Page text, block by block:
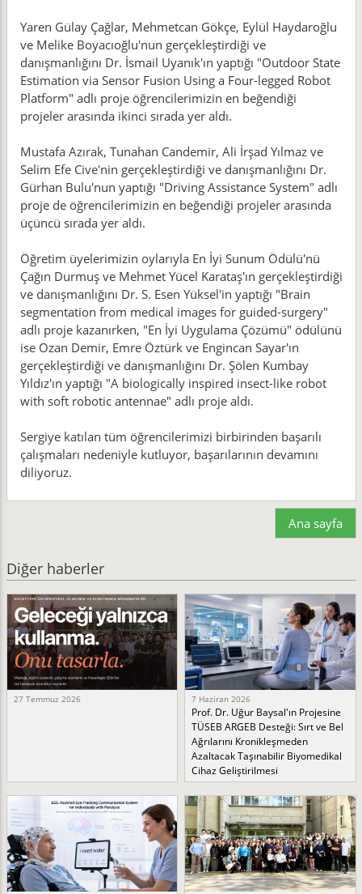
Yaren Gülay Çağlar, Mehmetcan Gökçe, Eylül Haydaroğlu
ve Melike Boyacıoğlu'nun gerçekleştirdiği ve
danışmanlığını Dr. İsmail Uyanık'ın yaptığı "Outdoor State
Estimation via Sensor Fusion Using a Four-legged Robot
Platform" adlı proje öğrencilerimizin en beğendiği
projeler arasında ikinci sırada yer aldı.
Mustafa Azırak, Tunahan Candemir, Ali İrşad Yılmaz ve
Selim Efe Cive'nin gerçekleştirdiği ve danışmanlığını Dr.
Gürhan Bulu'nun yaptığı "Driving Assistance System" adlı
proje de öğrencilerimizin en beğendiği projeler arasında
üçüncü sırada yer aldı.
Öğretim üyelerimizin oylarıyla En İyi Sunum Ödülü'nü
Çağın Durmuş ve Mehmet Yücel Karataş'ın gerçekleştirdiği
ve danışmanlığını Dr. S. Esen Yüksel'in yaptığı "Brain
segmentation from medical images for guided-surgery"
adlı proje kazanırken, "En İyi Uygulama Çözümü" ödülünü
ise Ozan Demir, Emre Öztürk ve Engincan Sayar'ın
gerçekleştirdiği ve danışmanlığını Dr. Şölen Kumbay
Yıldız'ın yaptığı "A biologically inspired insect-like robot
with soft robotic antennae" adlı proje aldı.
Sergiye katılan tüm öğrencilerimizi birbirinden başarılı
çalışmaları nedeniyle kutluyor, başarılarının devamını
diliyoruz.
Ana sayfa
Diğer haberler
27 Temmuz 2026 7 Haziran 2026
Prof. Dr. Uğur Baysal'ın Projesine
TÜSEB ARGEB Desteği: Sırt ve Bel
Ağrılarını Kronikleşmeden
Azaltacak Taşınabilir Biyomedikal
Cihaz Geliştirilmesi